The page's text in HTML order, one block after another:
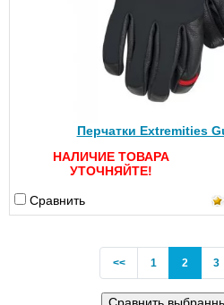
Перчатки Extremities
НАЛИЧИЕ ТОВАРА
УТОЧНЯЙТЕ!
Сравнить
<<Previous
1 2 3